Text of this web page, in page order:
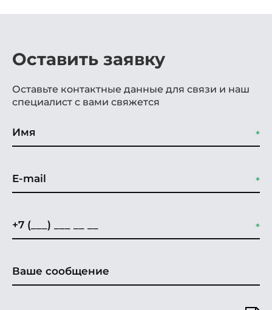
Оставить заявку
Оставьте контактные данные для связи и наш
специалист с вами свяжется